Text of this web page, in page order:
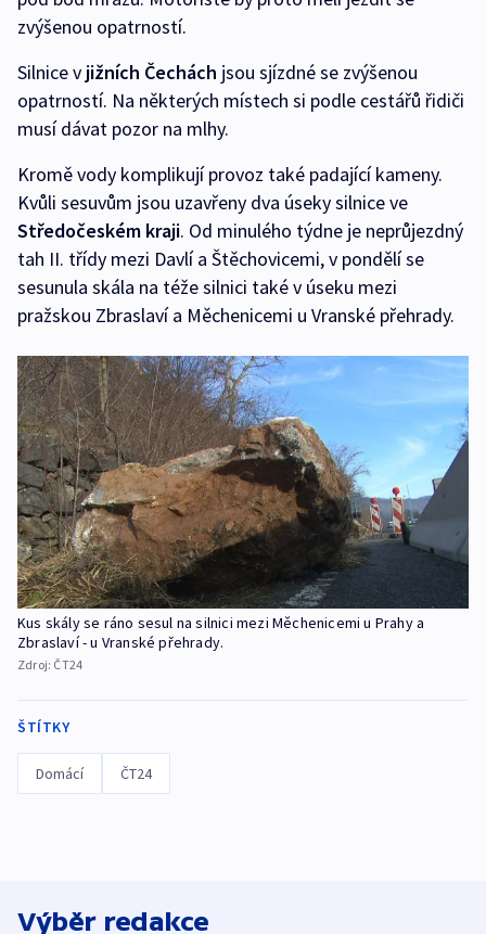
zvýšenou opatrností.
Silnice v jižních Čechách jsou sjízdné se zvýšenou
opatrností. Na některých místech si podle cestářů řidiči
musí dávat pozor na mlhy.
Kromě vody komplikují provoz také padající kameny.
Kvůli sesuvům jsou uzavřeny dva úseky silnice ve
Středočeském kraji. Od minulého týdne je neprůjezdný
tah II. třídy mezi Davlí a Štěchovicemi, v pondělí se
sesunula skála na téže silnici také v úseku mezi
pražskou Zbraslaví a Měchenicemi u Vranské přehrady.
Kus skály se ráno sesul na silnici mezi Měchenicemi u Prahy a
Zbraslaví - u Vranské přehrady.
Zdroj: ČT24
ŠTÍTKY
Domácí ČT24
Výběr redakce